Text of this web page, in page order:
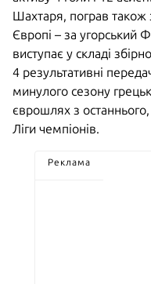
Шахтаря, пограв також
Європі – за угорський
виступає у складі
4 результативні
минулого сезону
єврошлях з останнього,
Ліги чемпіонів.
Реклама